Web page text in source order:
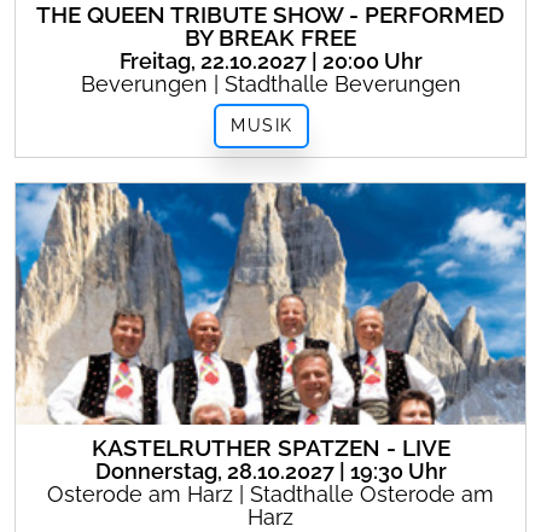
THE QUEEN TRIBUTE SHOW - PERFORMED
BY BREAK FREE
Freitag, 22.10.2027 | 20:00 Uhr
Beverungen | Stadthalle Beverungen
MUSIK
KASTELRUTHER SPATZEN - LIVE
Donnerstag, 28.10.2027 | 19:30 Uhr
Osterode am Harz | Stadthalle Osterode am
Harz